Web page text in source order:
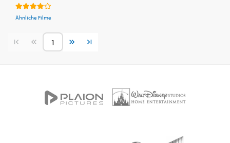
Ähnliche Filme
Vorherige SeiteNächste Seite